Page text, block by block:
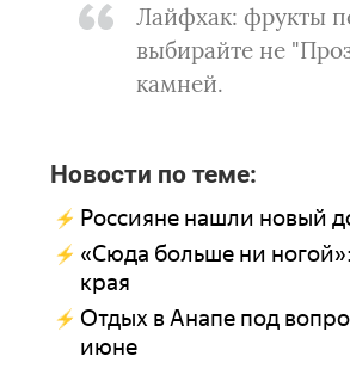
Лайфхак: фрукты
выбирайте не
камней.
Новости по теме:
Россияне нашли новый
«Сюда больше ни
края
Отдых в Анапе под
июне